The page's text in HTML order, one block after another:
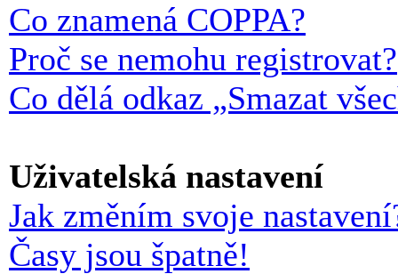
Co znamená COPPA?
Proč se nemohu registrovat?
Co dělá odkaz „Smazat
Uživatelská nastavení
Jak změním svoje
Časy jsou špatně!